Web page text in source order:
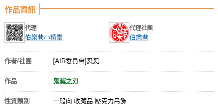
作品資訊
代理
伯樂巷小精靈
代理社團
伯樂巷
作者/社團 [AIR委員會]忍忍
作品 鬼滅之刃
性質類別 一般向 收藏品 壓克力吊飾